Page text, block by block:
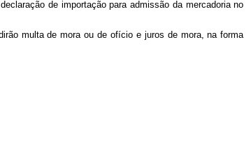
de importação para admissão da mercadoria no
multa de mora ou de ofício e juros de mora, na forma